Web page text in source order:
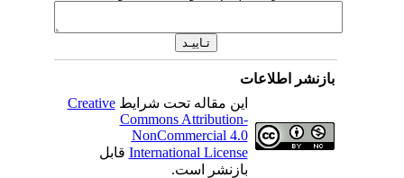
بازنشر اطلاعات
این مقاله تحت شرایطCreative
Commons Attribution-
NonCommercial 4.0
International Licenseقابل
بازنشر است.